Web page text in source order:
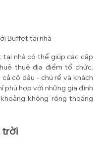
Buffet tại nhà
nhà có thể giúp các cặp
thuê địa điểm tổ chức,
cô dâu - chú rể và khách
phù hợp với những gia đình
không rộng thoáng
trời